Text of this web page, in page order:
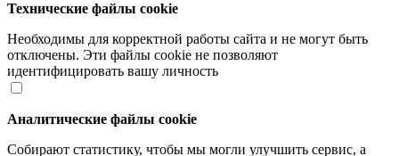
Технические файлы cookie
Необходимы для корректной работы сайта и не могут быть
отключены. Эти файлы cookie не позволяют
идентифицировать вашу личность
Аналитические файлы cookie
Собирают статистику, чтобы мы могли улучшить сервис, а